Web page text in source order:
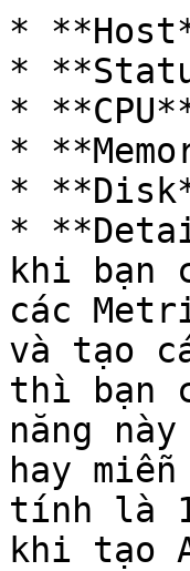
*
*
*
*
*
*
khi bạn
các
và tạo
thì bạn
năng
hay
tính là
khi tạo